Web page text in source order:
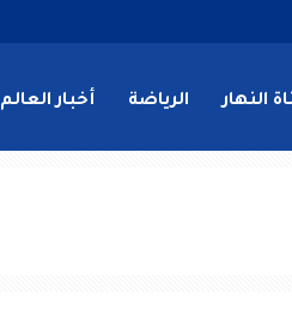
النهار الرياضة أخبار العالم